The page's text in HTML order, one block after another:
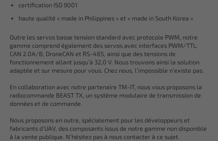
certification ISO 9001
haute qualité « made in Philippines » et « made in South Korea »
Outre les servos basse tension standard avec protocole PWM, notre
gamme comprend également des servos avec interfaces PWM/TTL,
CAN 2.0A/B, DroneCAN et RS-485, ainsi que des tensions de
fonctionnement allant jusqu’à 32,0 V. Nous trouvons ainsi la solution
adaptée et sur mesure pour vous. Chez nous, l’impossible n’existe pas.
En collaboration avec notre partenaire TM-IT, nous vous proposons la
radiocommande BEAST TX, un système modulaire de transmission de
données et de commande.
Nous proposons en outre, spécialement pour les développeurs et
fabricants d’UAV, des composants issus de notre gamme non disponible
à la vente publique. N’hésitez pas à nous contacter à ce sujet.